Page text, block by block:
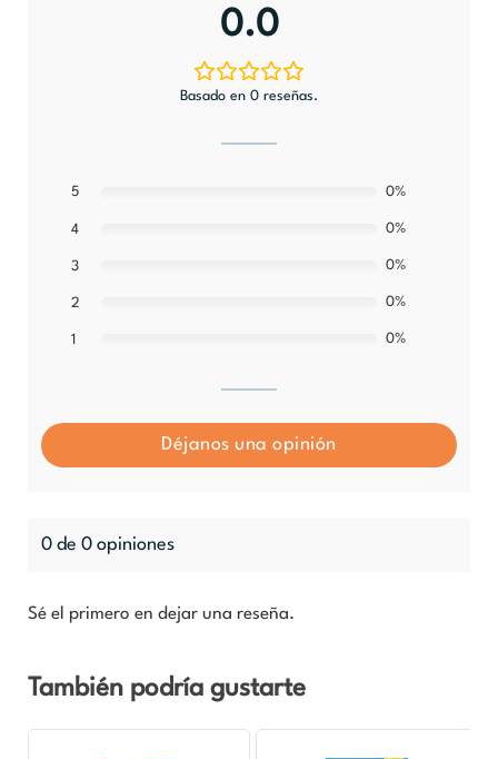
0.0
Basado en 0 reseñas.
5 0%
4 0%
3 0%
2 0%
1 0%
Déjanos una opinión
0 de 0 opiniones
Sé el primero en dejar una reseña.
También podría gustarte